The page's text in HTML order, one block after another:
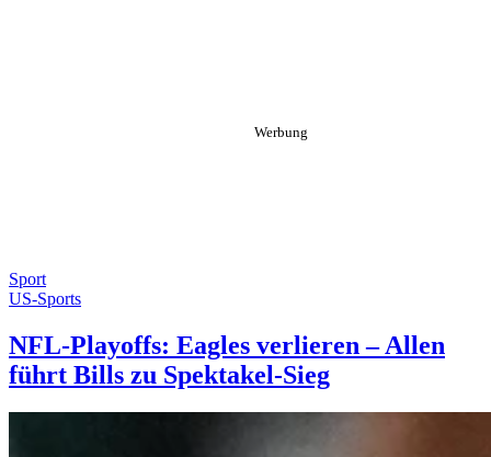
Sport
US-Sports
NFL-Playoffs: Eagles verlieren – Allen
führt Bills zu Spektakel-Sieg